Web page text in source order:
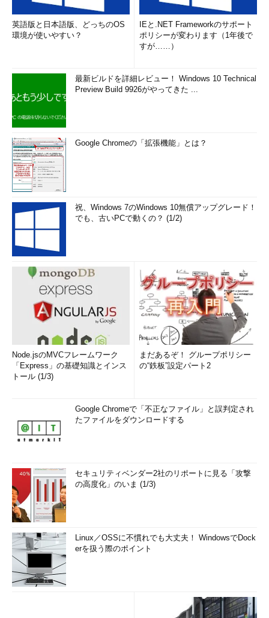
英語版と日本語版、どっちのOS
環境が使いやすい？
IEと.NET Frameworkのサポート
ポリシーが変わります（1年後で
すが……）
最新ビルドを詳細レビュー！ Windows 10 Technical
Preview Build 9926がやってきた ...
Google Chromeの「拡張機能」とは？
祝、Windows 7のWindows 10無償アップグレード！
でも、古いPCで動くの？ (1/2)
Node.jsのMVCフレームワーク
「Express」の基礎知識とインス
トール (1/3)
まだあるぞ！ グループポリシー
の“鉄板”設定パート2
Google Chromeで「不正なファイル」と誤判定され
たファイルをダウンロードする
セキュリティベンダー2社のリポートに見る「攻撃
の高度化」のいま (1/3)
Linux／OSSに不慣れでも大丈夫！ WindowsでDock
erを扱う際のポイント